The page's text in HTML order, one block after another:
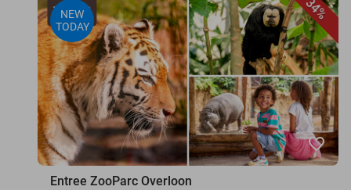
34%
NEW
TODAY
favorite_border
Entree ZooParc Overloon